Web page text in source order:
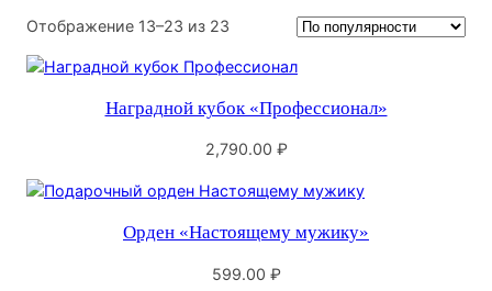
Отображение 13–23 из 23 Сортировка:
популярности
Наградной кубок «Профессионал»
2,790.00 ₽
Орден «Настоящему мужику»
599.00 ₽